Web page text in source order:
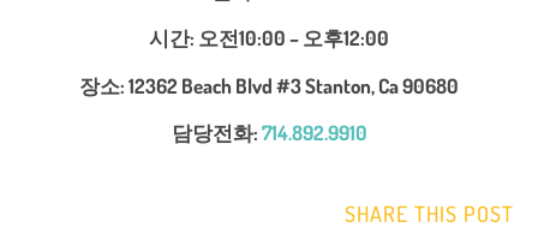
시간: 오전10:00 – 오후12:00
장소: 12362 Beach Blvd #3 Stanton, Ca 90680
담당전화:714.892.9910
SHARE THIS POST